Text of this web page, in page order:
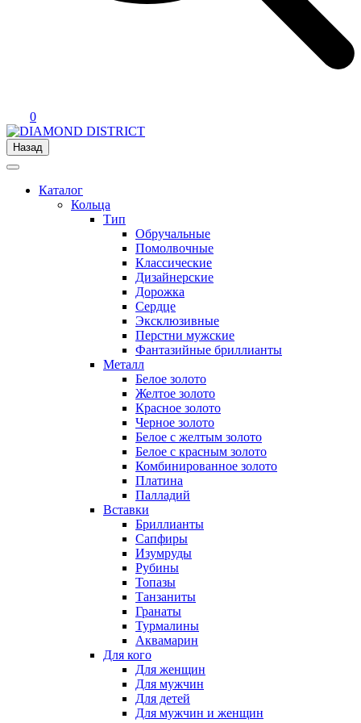
0
Назад
Каталог
Кольца
Тип
Обручальные
Помолвочные
Классические
Дизайнерские
Дорожка
Сердце
Эксклюзивные
Перстни мужские
Фантазийные бриллианты
Металл
Белое золото
Желтое золото
Красное золото
Черное золото
Белое с желтым золото
Белое с красным золото
Комбинированное золото
Платина
Палладий
Вставки
Бриллианты
Сапфиры
Изумруды
Рубины
Топазы
Танзаниты
Гранаты
Турмалины
Аквамарин
Для кого
Для женщин
Для мужчин
Для детей
Для мужчин и женщин